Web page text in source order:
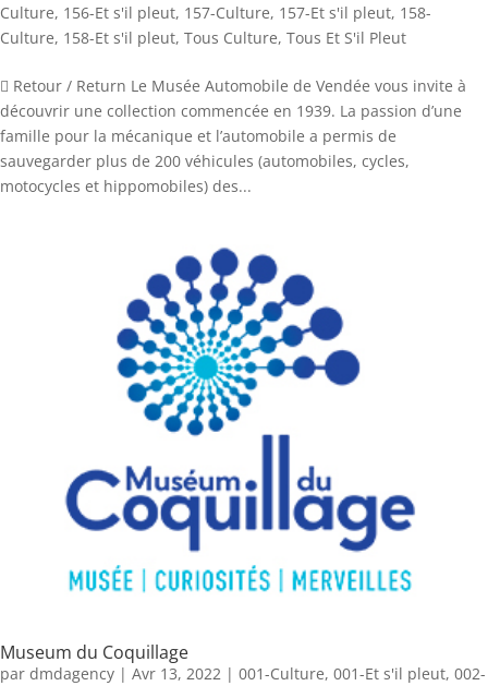
Culture, 156-Et s'il pleut, 157-Culture, 157-Et s'il pleut, 158-
Culture, 158-Et s'il pleut, Tous Culture, Tous Et S'il Pleut
 Retour / Return Le Musée Automobile de Vendée vous invite à
découvrir une collection commencée en 1939. La passion d’une
famille pour la mécanique et l’automobile a permis de
sauvegarder plus de 200 véhicules (automobiles, cycles,
motocycles et hippomobiles) des...
Museum du Coquillage
par dmdagency | Avr 13, 2022 | 001-Culture, 001-Et s'il pleut, 002-